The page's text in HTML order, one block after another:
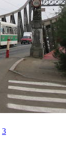
3